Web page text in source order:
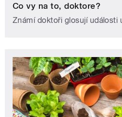
Co vy na to, doktore?
Známí doktoři glosují události